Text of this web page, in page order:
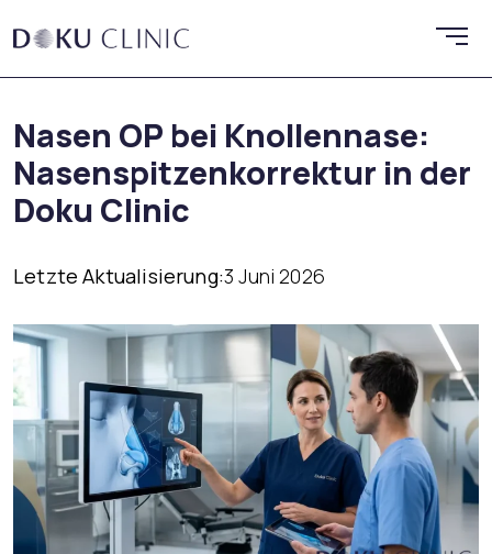
Nasen OP bei Knollennase:
Nasenspitzenkorrektur in der
Doku Clinic
Letzte Aktualisierung:3 Juni 2026